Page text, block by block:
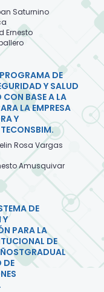
Saturnino
Ernesto
DE
Y SALUD
CON BASE A LA
LA EMPRESA
Y
Rosa Vargas
Amusquivar
DE
Y
PARA LA
DE
DE